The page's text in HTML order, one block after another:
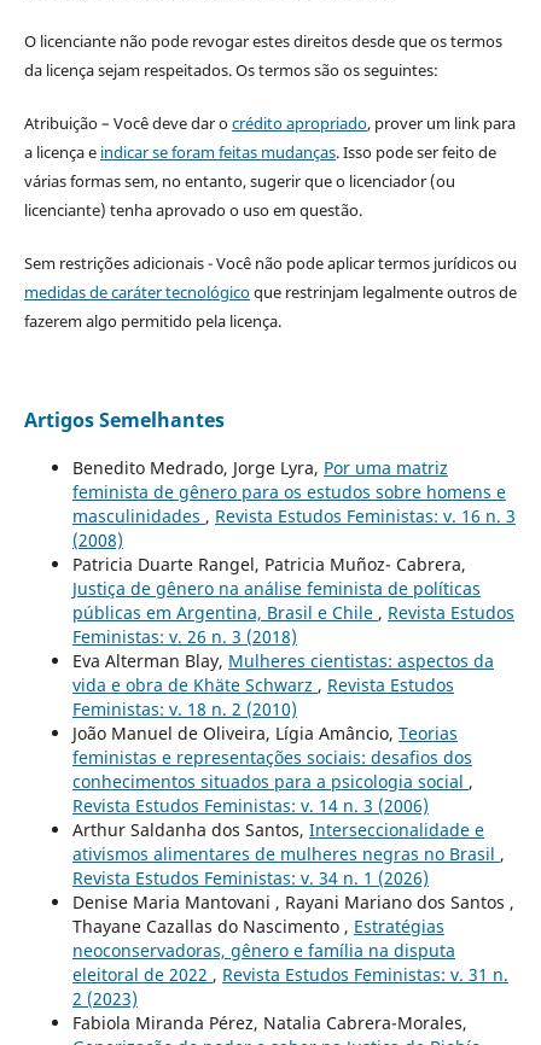
O licenciante não pode revogar estes direitos desde que os termos
da licença sejam respeitados. Os termos são os seguintes:
Atribuição – Você deve dar ocrédito apropriado, prover um link para
a licença e indicar se foram feitas mudanças. Isso pode ser feito de
várias formas sem, no entanto, sugerir que o licenciador (ou
licenciante) tenha aprovado o uso em questão.
Sem restrições adicionais - Você não pode aplicar termos jurídicos ou
medidas de caráter tecnológicoque restrinjam legalmente outros de
fazerem algo permitido pela licença.
Artigos Semelhantes
Benedito Medrado, Jorge Lyra, Por uma matriz
feminista de gênero para os estudos sobre homens e
masculinidades , Revista Estudos Feministas: v. 16 n. 3
(2008)
Patricia Duarte Rangel, Patricia Muñoz- Cabrera,
Justiça de gênero na análise feminista de políticas
públicas em Argentina, Brasil e Chile , Revista Estudos
Feministas: v. 26 n. 3 (2018)
Eva Alterman Blay, Mulheres cientistas: aspectos da
vida e obra de Khäte Schwarz , Revista Estudos
Feministas: v. 18 n. 2 (2010)
João Manuel de Oliveira, Lígia Amâncio, Teorias
feministas e representações sociais: desafios dos
conhecimentos situados para a psicologia social ,
Revista Estudos Feministas: v. 14 n. 3 (2006)
Arthur Saldanha dos Santos, Interseccionalidade e
ativismos alimentares de mulheres negras no Brasil ,
Revista Estudos Feministas: v. 34 n. 1 (2026)
Denise Maria Mantovani , Rayani Mariano dos Santos ,
Thayane Cazallas do Nascimento , Estratégias
neoconservadoras, gênero e família na disputa
eleitoral de 2022 , Revista Estudos Feministas: v. 31 n.
2 (2023)
Fabiola Miranda Pérez, Natalia Cabrera-Morales,